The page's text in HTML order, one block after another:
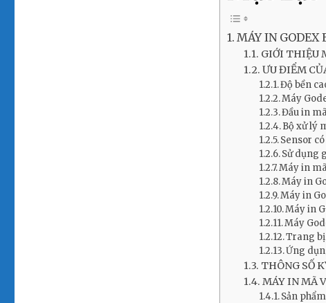
MÁY IN GODEX
GIỚI THIỆU
ƯU ĐIỂM
Độ bền
Máy
Đầu in
Bộ xử lý
Sensor
Sử dụng
Máy in
Máy in
Máy in
Máy in
Máy
Trang bị
Ứng
THÔNG SỐ
MÁY IN MÃ
Sản